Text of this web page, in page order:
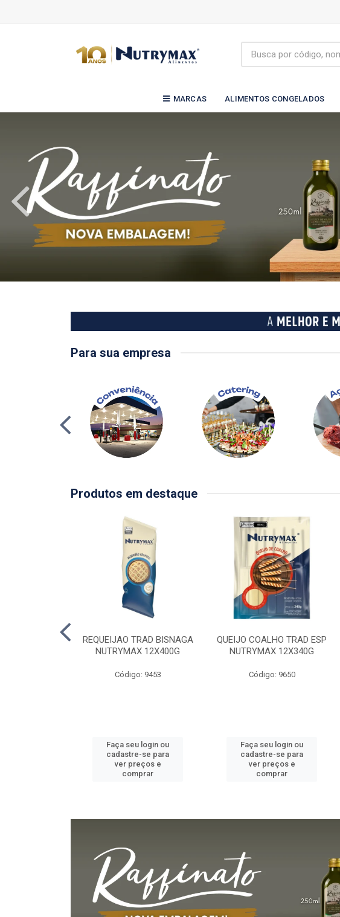
MARCAS ALIMENTOS CONGELADOS
Para sua empresa
Produtos em destaque
REQUEIJAO TRAD BISNAGA
NUTRYMAX 12X400G
Código: 9453
Faça seu login ou
cadastre-se para
ver preços e
comprar
QUEIJO COALHO TRAD ESP
NUTRYMAX 12X340G
Código: 9650
Faça seu login ou
cadastre-se para
ver preços e
comprar